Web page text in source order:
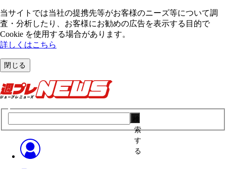
当サイトでは当社の提携先等がお客様のニーズ等について調
査・分析したり、お客様にお勧めの広告を表⽰する⽬的で
Cookie を使⽤する場合があります。
詳しくはこちら
閉じる
索
す
る